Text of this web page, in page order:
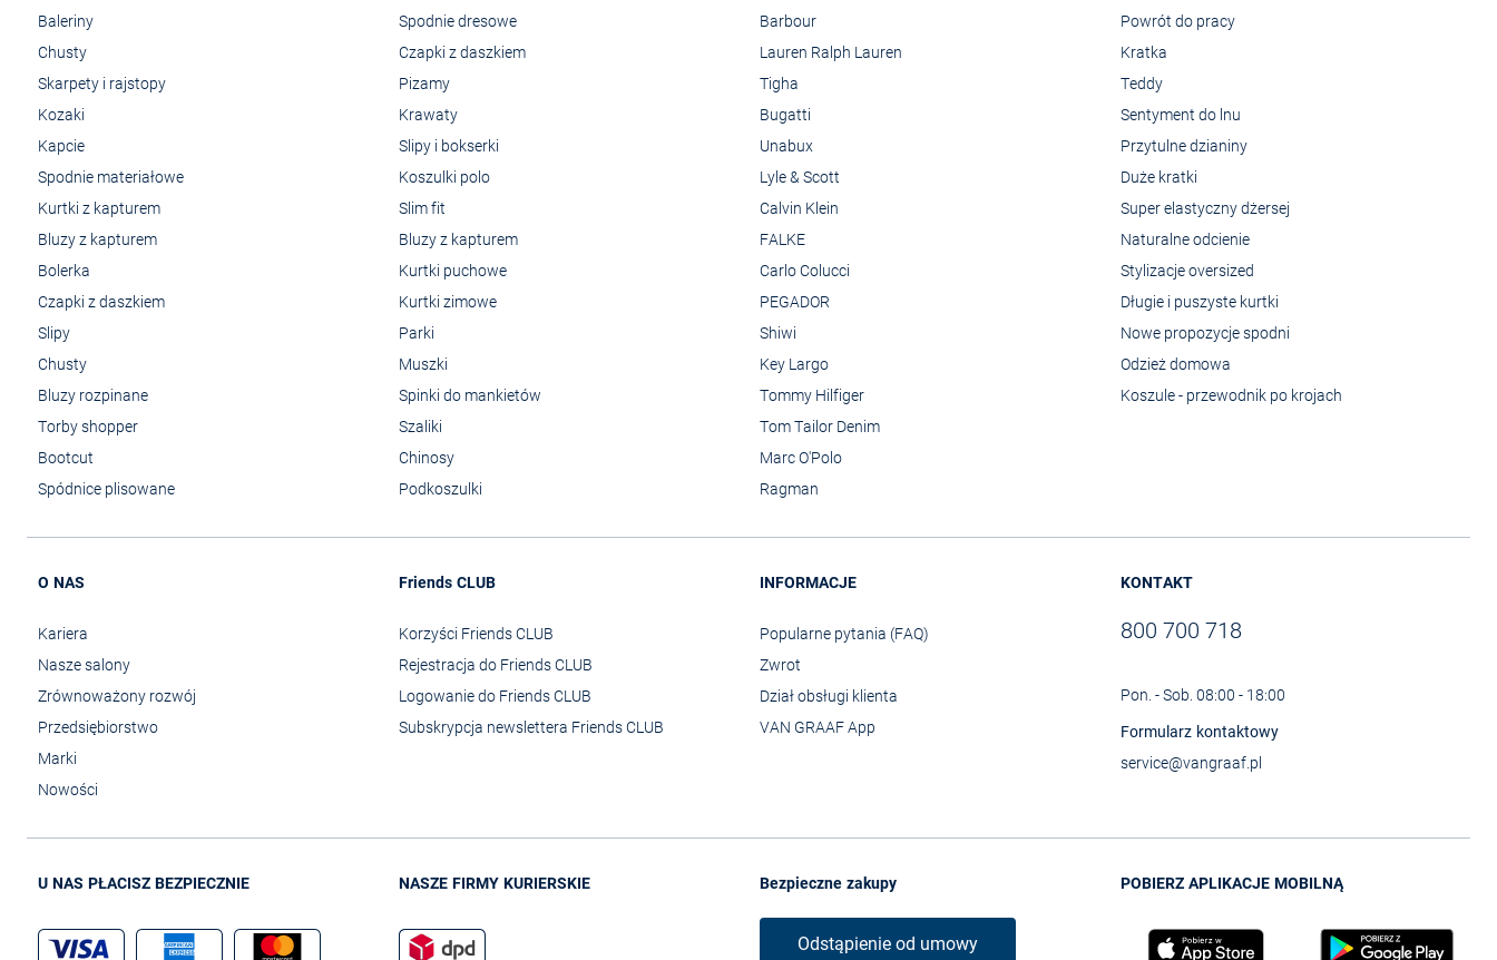
Baleriny
Chusty
Skarpety i rajstopy
Kozaki
Kapcie
Spodnie materiałowe
Kurtki z kapturem
Bluzy z kapturem
Bolerka
Czapki z daszkiem
Slipy
Chusty
Bluzy rozpinane
Torby shopper
Bootcut
Spódnice plisowane
Spodnie dresowe
Czapki z daszkiem
Pizamy
Krawaty
Slipy i bokserki
Koszulki polo
Slim fit
Bluzy z kapturem
Kurtki puchowe
Kurtki zimowe
Parki
Muszki
Spinki do mankietów
Szaliki
Chinosy
Podkoszulki
Barbour
Lauren Ralph Lauren
Tigha
Bugatti
Unabux
Lyle & Scott
Calvin Klein
FALKE
Carlo Colucci
PEGADOR
Shiwi
Key Largo
Tommy Hilfiger
Tom Tailor Denim
Marc O'Polo
Ragman
Powrót do pracy
Kratka
Teddy
Sentyment do lnu
Przytulne dzianiny
Duże kratki
Super elastyczny dżersej
Naturalne odcienie
Stylizacje oversized
Długie i puszyste kurtki
Nowe propozycje spodni
Odzież domowa
Koszule - przewodnik po krojach
O NAS
Kariera
Nasze salony
Zrównoważony rozwój
Przedsiębiorstwo
Marki
Nowości
Friends CLUB
Korzyści Friends CLUB
Rejestracja do Friends CLUB
Logowanie do Friends CLUB
Subskrypcja newslettera Friends CLUB
INFORMACJE
Popularne pytania (FAQ)
Zwrot
Dział obsługi klienta
VAN GRAAF App
KONTAKT
800 700 718
Pon. - Sob. 08:00 - 18:00
Formularz kontaktowy
service@vangraaf.pl
U NAS PŁACISZ BEZPIECZNIE NASZE FIRMY KURIERSKIE Bezpieczne zakupy
Odstąpienie od umowy
POBIERZ APLIKACJE MOBILNĄ